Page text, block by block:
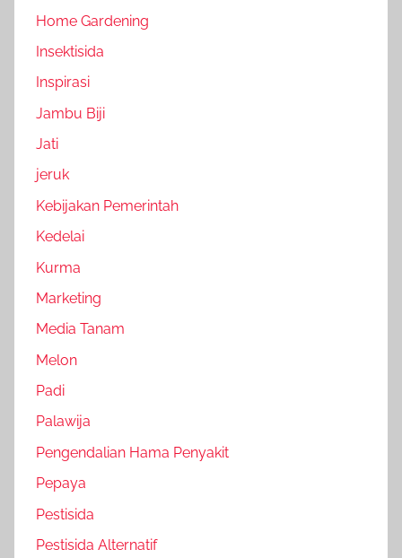
Home Gardening
Insektisida
Inspirasi
Jambu Biji
Jati
jeruk
Kebijakan Pemerintah
Kedelai
Kurma
Marketing
Media Tanam
Melon
Padi
Palawija
Pengendalian Hama Penyakit
Pepaya
Pestisida
Pestisida Alternatif